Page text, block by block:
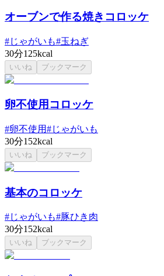
オーブンで作る焼きコロッケ
#じゃがいも#玉ねぎ
30分125kcal
いいね ブックマーク
卵不使用コロッケ
#卵不使用#じゃがいも
30分152kcal
いいね ブックマーク
基本のコロッケ
#じゃがいも#豚ひき肉
30分152kcal
いいね ブックマーク